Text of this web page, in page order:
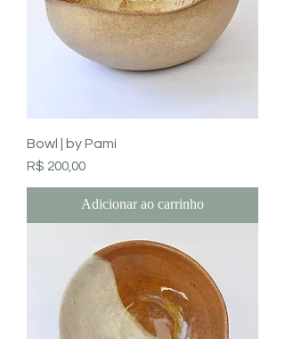
Bowl | by Pamí
Preço
R$ 200,00
Adicionar ao carrinho